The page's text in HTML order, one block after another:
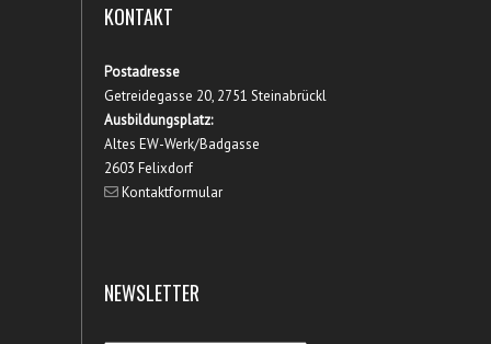
KONTAKT
Postadresse
Getreidegasse 20, 2751 Steinabrückl
Ausbildungsplatz:
Altes EW-Werk/Badgasse
2603 Felixdorf
Kontaktformular
NEWSLETTER